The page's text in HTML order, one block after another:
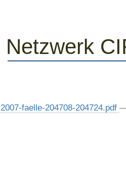
2007-faelle-204708-204724.pdf